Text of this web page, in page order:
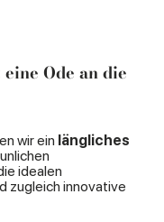
Ode an die
wir ein längliches
idealen
zugleich innovative